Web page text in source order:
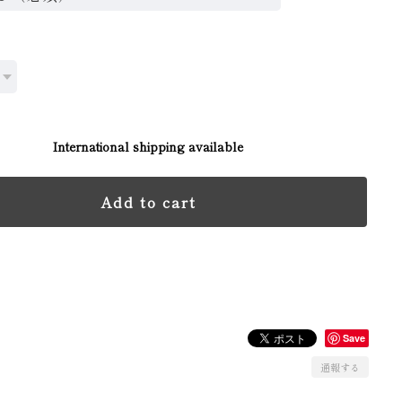
International shipping available
Add to cart
Save
通報する